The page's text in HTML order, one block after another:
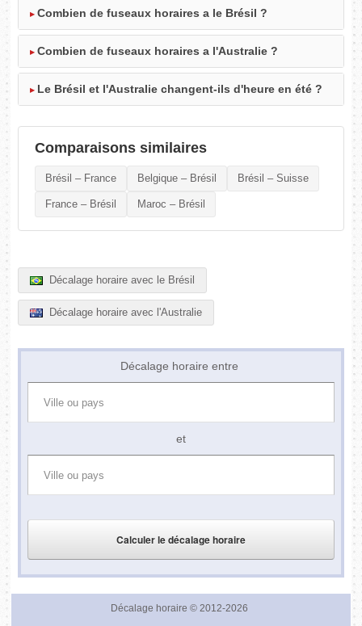
Combien de fuseaux horaires a le Brésil ?
Combien de fuseaux horaires a l'Australie ?
Le Brésil et l'Australie changent-ils d'heure en été ?
Comparaisons similaires
Brésil – France Belgique – Brésil Brésil – Suisse
France – Brésil Maroc – Brésil
Décalage horaire avec le Brésil
Décalage horaire avec l'Australie
Décalage horaire entre
et
Décalage horaire © 2012-2026